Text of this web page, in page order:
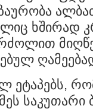
ხშირად
ეტაპებს,
საკუთარი